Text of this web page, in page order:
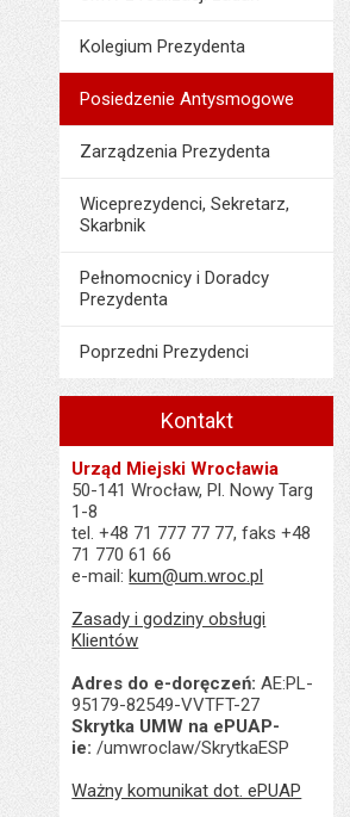
Kolegium Prezydenta
Posiedzenie Antysmogowe
Zarządzenia Prezydenta
Wiceprezydenci, Sekretarz,
Skarbnik
Pełnomocnicy i Doradcy
Prezydenta
Poprzedni Prezydenci
Kontakt
Urząd Miejski Wrocławia
50-141 Wrocław, Pl. Nowy Targ
1-8
tel. +48 71 777 77 77, faks +48
71 770 61 66
e-mail:kum@um.wroc.pl
Zasady i godziny obsługi
Klientów
Adres do e-doręczeń: AE:PL-
95179-82549-VVTFT-27
Skrytka UMW na ePUAP-
ie: /umwroclaw/SkrytkaESP
Ważny komunikat dot. ePUAP